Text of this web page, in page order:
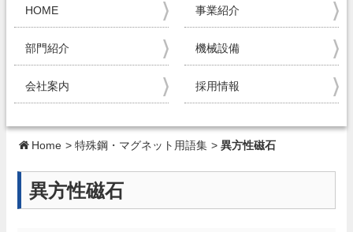
HOME 事業紹介
部門紹介 機械設備
会社案内 採用情報
Home > 特殊鋼・マグネット用語集 > 異方性磁石
異方性磁石